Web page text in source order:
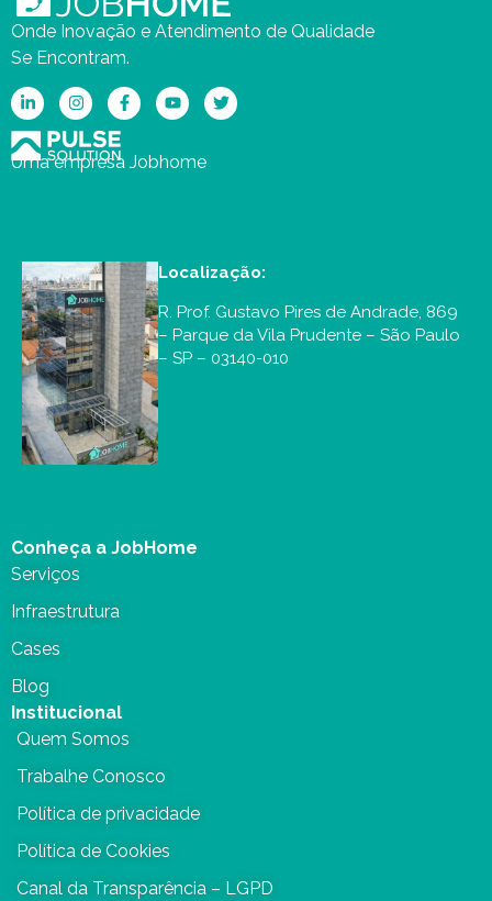
Onde Inovação e Atendimento de Qualidade
Se Encontram.
Uma empresa Jobhome
Localização:
R. Prof. Gustavo Pires de Andrade, 869
– Parque da Vila Prudente – São Paulo
– SP – 03140-010
Conheça a JobHome
Serviços
Infraestrutura
Cases
Blog
Institucional
Quem Somos
Trabalhe Conosco
Política de privacidade
Política de Cookies
Canal da Transparência – LGPD